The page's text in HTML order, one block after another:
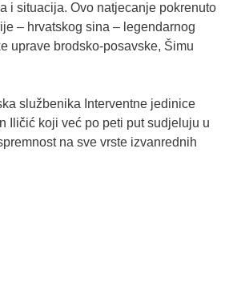
i situacija. Ovo natjecanje pokrenuto
– hrvatskog sina – legendarnog
uprave brodsko-posavske, Šimu
službenika Interventne jedinice
Iličić koji već po peti put sudjeluju u
na sve vrste izvanrednih